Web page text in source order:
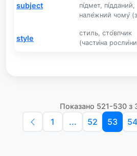
subject
пі́дмет, пі́дданий,
нале́жний чому́
style
стиль, сто́впчик
(части́на
Показано 521-530 з
1 ... 52 53 54